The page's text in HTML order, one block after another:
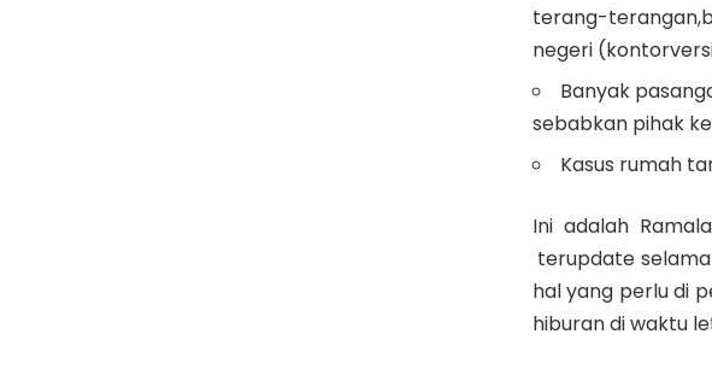
terang-
negeri
Banyak
sebabkan pihak
Kasus rumah
Ini adalah
terupdate selama
hal yang perlu di
hiburan di waktu